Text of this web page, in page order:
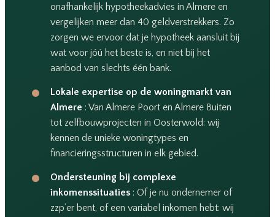
onafhankelijk hypotheekadvies in Almere en
vergelijken meer dan 40 geldverstrekkers. Zo
zorgen we ervoor dat je hypotheek aansluit bij
wat voor jóú het beste is, en niet bij het
aanbod van slechts één bank.
Lokale expertise op de woningmarkt van
Almere : Van Almere Poort en Almere Buiten
tot zelfbouwprojecten in Oosterwold: wij
kennen de unieke woningtypes en
financieringsstructuren in elk gebied.
Ondersteuning bij complexe
inkomenssituaties : Of je nu ondernemer of
zzp’er bent, of een variabel inkomen hebt: wij